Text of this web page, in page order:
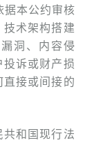
据本公约审核
术架构搭建
洞、内容侵
诉或财产损
接或间接的
共和国现行法